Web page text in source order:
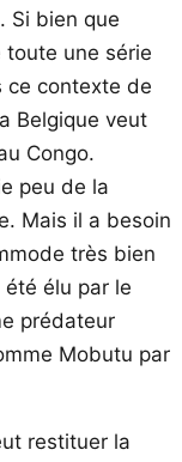
Si bien que
toute une série
ce contexte de
Belgique veut
Congo.
peu de la
Mais il a besoin
très bien
été élu par le
prédateur
Mobutu par
restituer la